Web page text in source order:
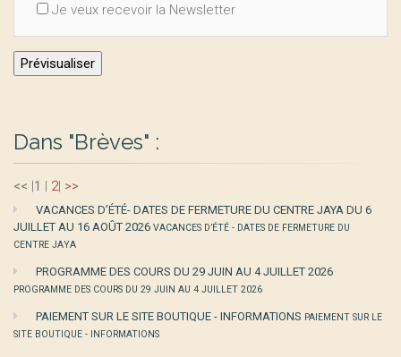
Je veux recevoir la Newsletter
Dans "Brèves" :
<< |1 | 2| >>
VACANCES D’ÉTÉ- DATES DE FERMETURE DU CENTRE JAYA DU 6
JUILLET AU 16 AOÛT 2026 VACANCES D’ÉTÉ - DATES DE FERMETURE DU
CENTRE JAYA
PROGRAMME DES COURS DU 29 JUIN AU 4 JUILLET 2026
PROGRAMME DES COURS DU 29 JUIN AU 4 JUILLET 2026
PAIEMENT SUR LE SITE BOUTIQUE - INFORMATIONS PAIEMENT SUR LE
SITE BOUTIQUE - INFORMATIONS